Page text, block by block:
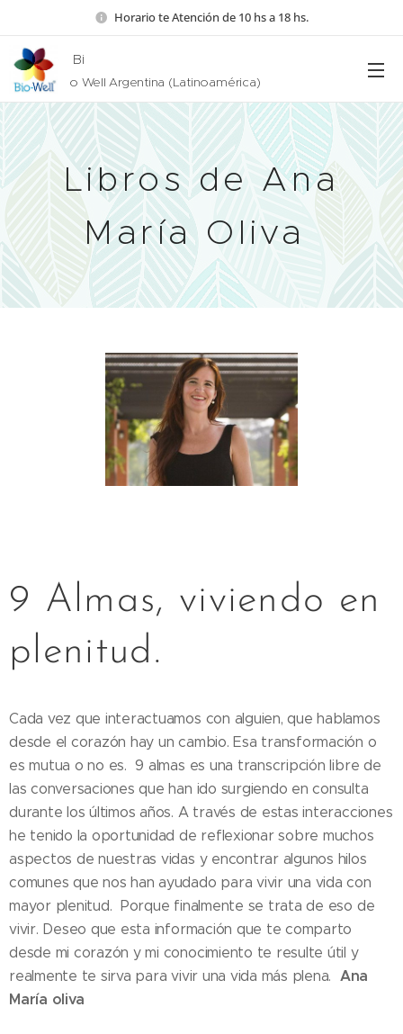
Horario te Atención de 10 hs a 18 hs.
Bi
o Well Argentina (Latinoamérica)
Libros de Ana
María Oliva
9 Almas, viviendo en
plenitud.
Cada vez que interactuamos con alguien, que hablamos
desde el corazón hay un cambio. Esa transformación o
es mutua o no es. 9 almas es una transcripción libre de
las conversaciones que han ido surgiendo en consulta
durante los últimos años. A través de estas interacciones
he tenido la oportunidad de reflexionar sobre muchos
aspectos de nuestras vidas y encontrar algunos hilos
comunes que nos han ayudado para vivir una vida con
mayor plenitud. Porque finalmente se trata de eso de
vivir. Deseo que esta información que te comparto
desde mi corazón y mi conocimiento te resulte útil y
realmente te sirva para vivir una vida más plena. Ana
María oliva